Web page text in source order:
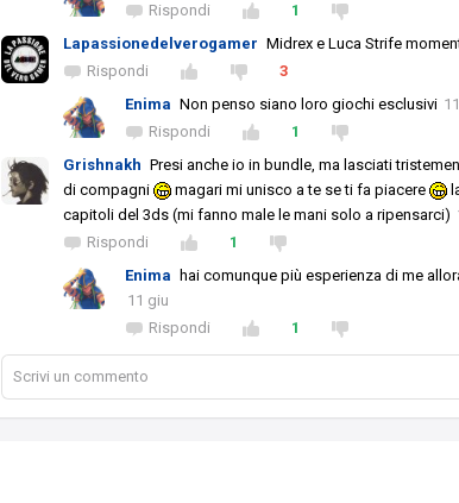
Rispondi
1
Lapassionedelverogamer Midrex e Luca Strife
Rispondi
3
Enima Non penso siano loro giochi esclusivi
Rispondi
1
Grishnakh Presi anche io in bundle, ma lasciati
di compagni
magari mi unisco a te se ti fa piacere
capitoli del 3ds (mi fanno male le mani solo a ripensarci)
Rispondi
1
Enima
hai comunque più esperienza di me
11 giu
Rispondi
1
Scrivi un commento